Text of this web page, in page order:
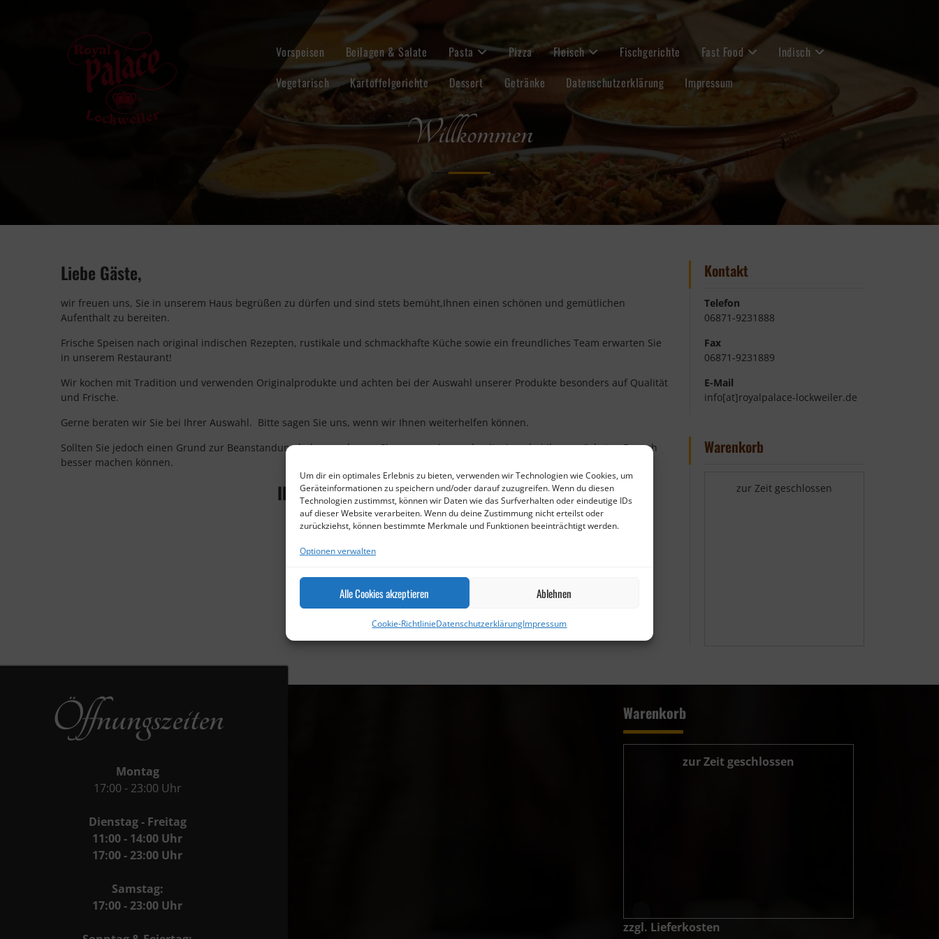
Um dir ein optimales Erlebnis zu bieten, verwenden wir Technologien wie Cookies, um
Geräteinformationen zu speichern und/oder darauf zuzugreifen. Wenn du diesen
Technologien zustimmst, können wir Daten wie das Surfverhalten oder eindeutige IDs
auf dieser Website verarbeiten. Wenn du deine Zustimmung nicht erteilst oder
zurückziehst, können bestimmte Merkmale und Funktionen beeinträchtigt werden.
Optionen verwalten
Alle Cookies akzeptieren Ablehnen
Cookie-RichtlinieDatenschutzerklärungImpressum
Vorspeisen Beilagen & Salate Pasta Pizza Fleisch Fischgerichte Fast Food
Indisch
Vegetarisch
Kartoffelgerichte Dessert Getränke Datenschutzerklärung Impressum
Willkommen
Liebe Gäste,
wir freuen uns, Sie in unserem Haus begrüßen zu dürfen und sind stets bemüht,Ihnen einen schönen und gemütlichen
Aufenthalt zu bereiten.
Frische Speisen nach original indischen Rezepten, rustikale und schmackhafte Küche sowie ein freundliches Team erwarten Sie
in unserem Restaurant!
Wir kochen mit Tradition und verwenden Originalprodukte und achten bei der Auswahl unserer Produkte besonders auf Qualität
und Frische.
Gerne beraten wir Sie bei Ihrer Auswahl. Bitte sagen Sie uns, wenn wir Ihnen weiterhelfen können.
Sollten Sie jedoch einen Grund zur Beanstandung haben, so lassen Sie es uns wissen, damit wir es bei Ihrem nächsten Besuch
besser machen können.
Ihr Team des Royal Palace
Kontakt
Telefon
06871-9231888
Fax
06871-9231889
E-Mail
info[at]royalpalace-lockweiler.de
Warenkorb
zur Zeit geschlossen
Öffnungszeiten
Montag
17:00 - 23:00 Uhr
Dienstag - Freitag
11:00 - 14:00 Uhr
17:00 - 23:00 Uhr
Samstag:
17:00 - 23:00 Uhr
Warenkorb
zur Zeit geschlossen
zzgl. Lieferkosten